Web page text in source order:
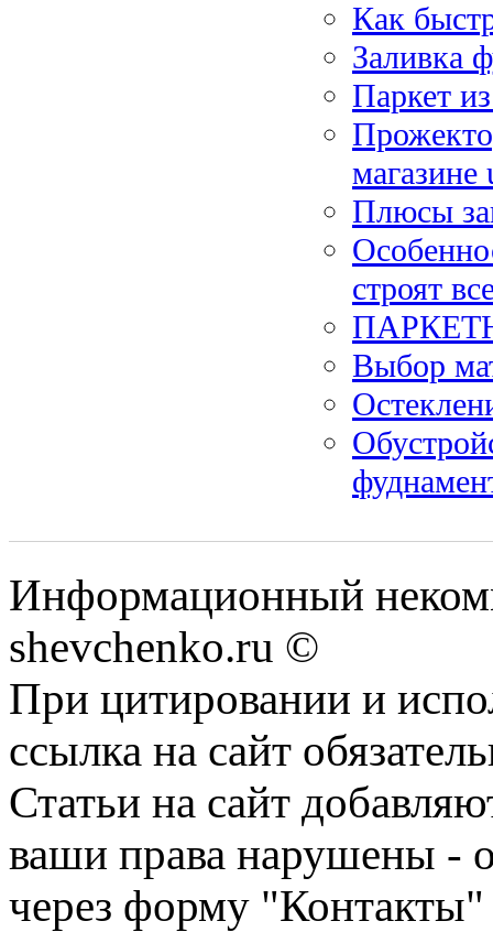
Как
Заливка
Паркет
магазине
Плюсы
строят
Выбор
Информационный
shevchenko.ru ©
При цитировании и
ссылка на сайт
Статьи на сайт
ваши права нарушены -
через форму "Контакты"